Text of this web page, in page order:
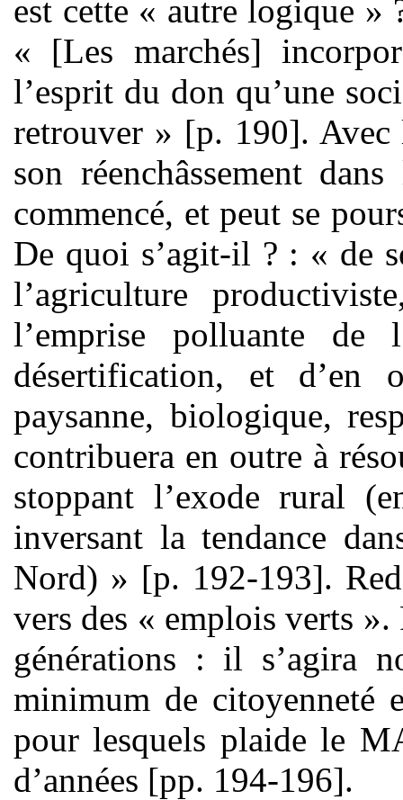
est cette « autre logique »
« [Les marchés]
l’esprit du don qu’une
retrouver » [p. 190]. Avec
son réenchâssement
commencé, et peut se
De quoi s’agit-il ? : « de
l’agriculture
l’emprise polluante
désertification, et d’en
paysanne, biologique,
contribuera en outre à
stoppant l’exode rural
inversant la tendance
Nord) » [p. 192-193].
vers des « emplois verts
générations : il s’agira
minimum de citoyenneté
pour lesquels plaide le
d’années [pp. 194-196].